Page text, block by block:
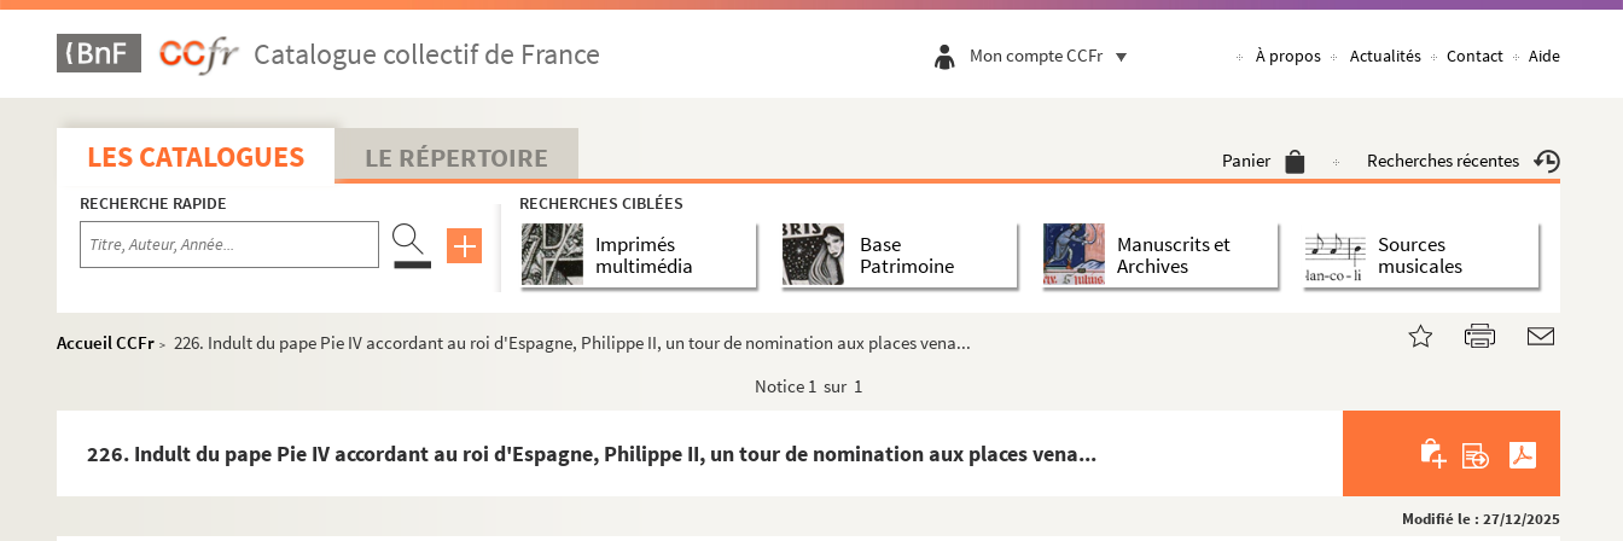
Catalogue collectif de France Mon compte CCFr À propos Actualités Contact Aide
LES CATALOGUES LE RÉPERTOIRE Panier Recherches récentes
RECHERCHE RAPIDE RECHERCHES CIBLÉES
Imprimés
multimédia
Base
Patrimoine
Manuscrits et
Archives
Sources
musicales
Accueil CCFr > 226. Indult du pape Pie IV accordant au roi d'Espagne, Philippe II, un tour de nomination aux places vena...
Notice 1 sur 1
226. Indult du pape Pie IV accordant au roi d'Espagne, Philippe II, un tour de nomination aux places vena...
Modifié le : 27/12/2025
33. Quelques mots sur les écoles des campagnes et sur les collèges éphémères fondés à Besançon par le ch...
48. Listes des bénéfices conventuels de la Franche-Comté, en 1588, des commanderies du Temple et de Sain...
56. Pouillé sommaire du diocèse de Besançon et des divers bénéfices situés en terre franc-comtoise et co...
123. Origines et revenus des hôpitaux de Franche-Comté
133. Collations de bénéfices ecclésiastiques par les souverains, en vertu d'indults apostoliques ou du dr...
182. Commende d'abbayes : passage extrait des Mémoires sur l'Abbaye de Montbenoît, par le prieur Claude S...
196v°. Cérémonial de l'ouverture des vendanges par le vicaire général de l'archevêque, dans les deux points...
206. De l'immunité ecclésiastique en matière de juridiction : cas du P. Dominique Vernerey, inquisiteur, ...
271 v°. Lettre d'institution, par l'archevêque Claude d'Achey, d'un reclus ayant qualité de pénitencier (164...